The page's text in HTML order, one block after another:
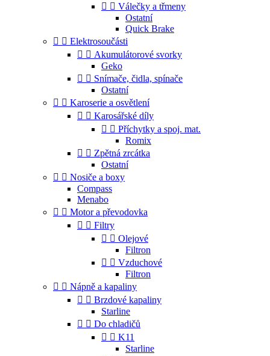
  Válečky a třmeny
Ostatní
Quick Brake
  Elektrosoučásti
  Akumulátorové svorky
Geko
  Snímače, čidla, spínače
Ostatní
  Karoserie a osvětlení
  Karosářské díly
  Příchytky a spoj. mat.
Romix
  Zpětná zrcátka
Ostatní
  Nosiče a boxy
Compass
Menabo
  Motor a převodovka
  Filtry
  Olejové
Filtron
  Vzduchové
Filtron
  Nápně a kapaliny
  Brzdové kapaliny
Starline
  Do chladičů
  K11
Starline